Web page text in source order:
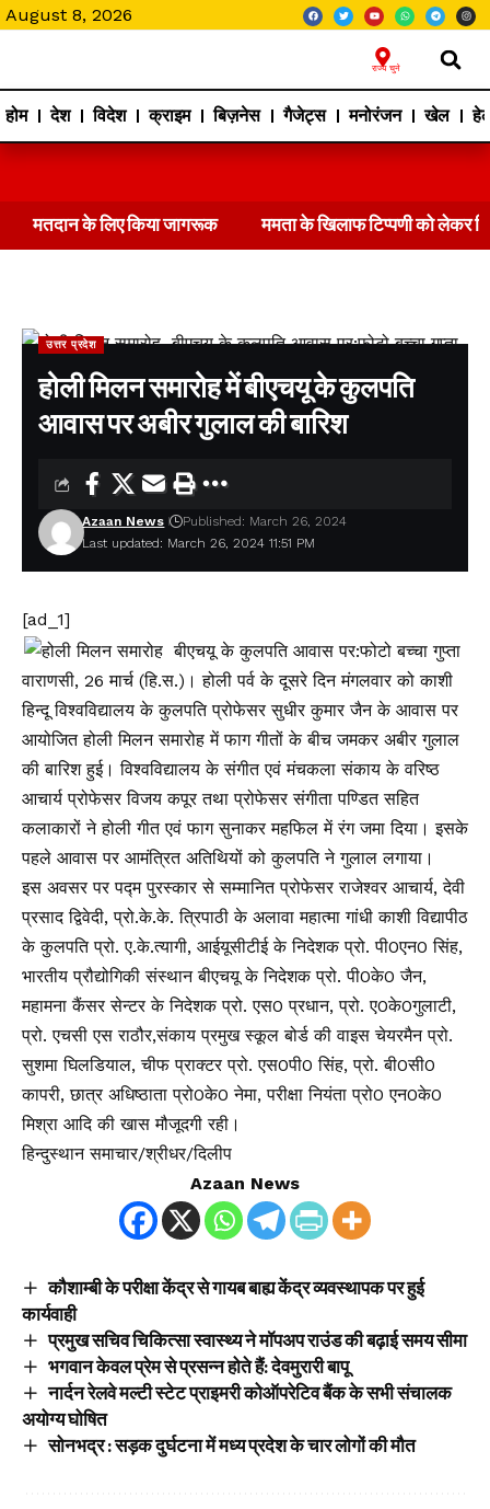
August 8, 2026
राज्य चुने
होम देश विदेश क्राइम बिज़नेस गैजेट्स मनोरंजन खेल
मतदान के लिए किया जागरूक ममता के खिलाफ टिप्पणी को लेकर
उत्तर प्रदेश
होली मिलन समारोह में बीएचयू के कुलपति
आवास पर अबीर गुलाल की बारिश
Last updated: March 26, 2024 11:51 PM
Azaan News Published: March 26, 2024
[ad_1]
वाराणसी, 26 मार्च (हि.स.)। होली पर्व के दूसरे दिन मंगलवार को काशी
हिन्दू विश्वविद्यालय के कुलपति प्रोफेसर सुधीर कुमार जैन के आवास पर
आयोजित होली मिलन समारोह में फाग गीतों के बीच जमकर अबीर गुलाल
की बारिश हुई। विश्वविद्यालय के संगीत एवं मंचकला संकाय के वरिष्ठ
आचार्य प्रोफेसर विजय कपूर तथा प्रोफेसर संगीता पण्डित सहित
कलाकारों ने होली गीत एवं फाग सुनाकर महफिल में रंग जमा दिया। इसके
पहले आवास पर आमंत्रित अतिथियों को कुलपति ने गुलाल लगाया।
इस अवसर पर पद्म पुरस्कार से सम्मानित प्रोफेसर राजेश्वर आचार्य, देवी
प्रसाद द्विवेदी, प्रो.के.के. त्रिपाठी के अलावा महात्मा गांधी काशी विद्यापीठ
के कुलपति प्रो. ए.के.त्यागी, आईयूसीटीई के निदेशक प्रो. पी0एन0 सिंह,
भारतीय प्रौद्योगिकी संस्थान बीएचयू के निदेशक प्रो. पी0के0 जैन,
महामना कैंसर सेन्टर के निदेशक प्रो. एस0 प्रधान, प्रो. ए0के0गुलाटी,
प्रो. एचसी एस राठौर,संकाय प्रमुख स्कूल बोर्ड की वाइस चेयरमैन प्रो.
सुशमा घिलडियाल, चीफ प्राक्टर प्रो. एस0पी0 सिंह, प्रो. बी0सी0
कापरी, छात्र अधिष्ठाता प्रो0के0 नेमा, परीक्षा नियंता प्रो0 एन0के0
मिश्रा आदि की खास मौजूदगी रही।
हिन्दुस्थान समाचार/श्रीधर/दिलीप
Azaan News
कौशाम्बी के परीक्षा केंद्र से गायब बाह्य केंद्र व्यवस्थापक पर हुई
कार्यवाही
प्रमुख सचिव चिकित्सा स्वास्थ्य ने मॉपअप राउंड की बढ़ाई समय सीमा
भगवान केवल प्रेम से प्रसन्न होते हैं: देवमुरारी बापू
नार्दन रेलवे मल्टी स्टेट प्राइमरी कोऑपरेटिव बैंक के सभी संचालक
अयोग्य घोषित
सोनभद्र : सड़क दुर्घटना में मध्य प्रदेश के चार लोगों की मौत